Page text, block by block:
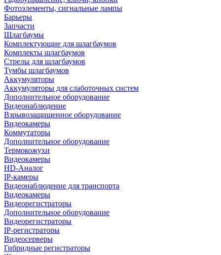
Фотоэлементы, сигнальные лампы
Барьеры
Запчасти
Шлагбаумы
Комплектующие для шлагбаумов
Комплекты шлагбаумов
Стрелы для шлагбаумов
Тумбы шлагбаумов
Аккумуляторы
Аккумуляторы для слаботочных систем
Дополнительное оборудование
Видеонаблюдение
Взрывозащищенное оборудование
Видеокамеры
Коммутаторы
Дополнительное оборудование
Термокожухи
Видеокамеры
HD-Аналог
IP-камеры
Видеонаблюдение для транспорта
Видеокамеры
Видеорегистраторы
Дополнительное оборудование
Видеорегистраторы
IP-регистраторы
Видеосерверы
Гибридные регистраторы